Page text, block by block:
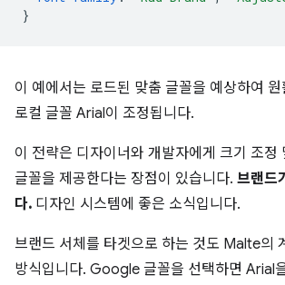
}
이 예에서는 로드된 맞춤 글꼴을 예상하여 원
로컬 글꼴 Arial이 조정됩니다.
이 전략은 디자이너와 개발자에게 크기 조정
글꼴을 제공한다는 장점이 있습니다. 브랜드
다. 디자인 시스템에 좋은 소식입니다.
브랜드 서체를 타겟으로 하는 것도 Malte의
방식입니다. Google 글꼴을 선택하면 Arial